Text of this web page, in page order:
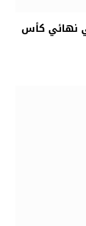
نهائي كأس